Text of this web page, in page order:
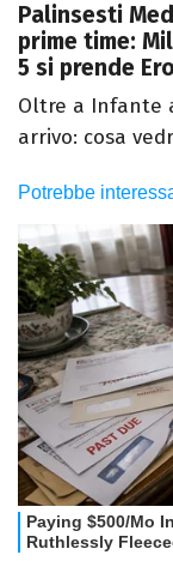
Palinsesti
prime time:
5 si prende
Oltre a Infante
arrivo: cosa